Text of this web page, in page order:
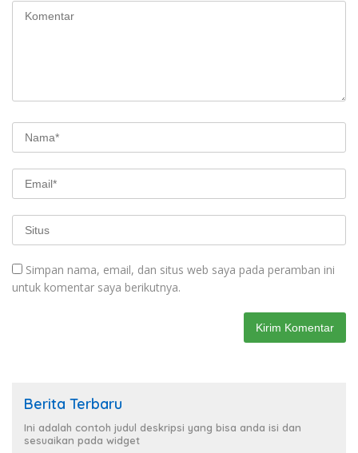
Simpan nama, email, dan situs web saya pada peramban ini
untuk komentar saya berikutnya.
Berita Terbaru
Ini adalah contoh judul deskripsi yang bisa anda isi dan
sesuaikan pada widget